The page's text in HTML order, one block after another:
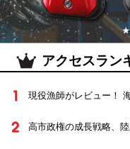
アクセスラン
現役漁師がレビュー！
高市政権の成長戦略、